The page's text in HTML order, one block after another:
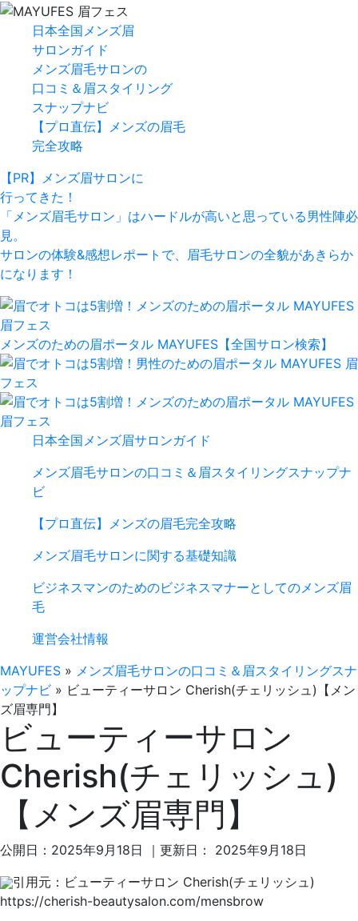
⽇本全国メンズ眉
サロンガイド
メンズ眉⽑サロンの
⼝コミ＆眉スタイリング
スナップナビ
【プロ直伝】メンズの眉⽑
完全攻略
【PR】メンズ眉サロンに
行ってきた！
「メンズ眉毛サロン」はハードルが高いと思っている男性陣必
見。
サロンの体験&感想レポートで、眉毛サロンの全貌があきらか
になります！
メンズのための眉ポータル MAYUFES【全国サロン検索】
日本全国メンズ眉サロンガイド
メンズ眉毛サロンの口コミ＆眉スタイリングスナップナ
ビ
【プロ直伝】メンズの眉毛完全攻略
メンズ眉毛サロンに関する基礎知識
ビジネスマンのためのビジネスマナーとしてのメンズ眉
毛
運営会社情報
MAYUFES » メンズ眉毛サロンの口コミ＆眉スタイリングスナ
ップナビ » ビューティーサロン Cherish(チェリッシュ)【メン
ズ眉専門】
ビューティーサロン
Cherish(チェリッシュ)
【メンズ眉専門】
公開日： 2025年9月18日 ｜更新日： 2025年9月18日
引用元：ビューティーサロン Cherish(チェリッシュ)
https://cherish-beautysalon.com/mensbrow